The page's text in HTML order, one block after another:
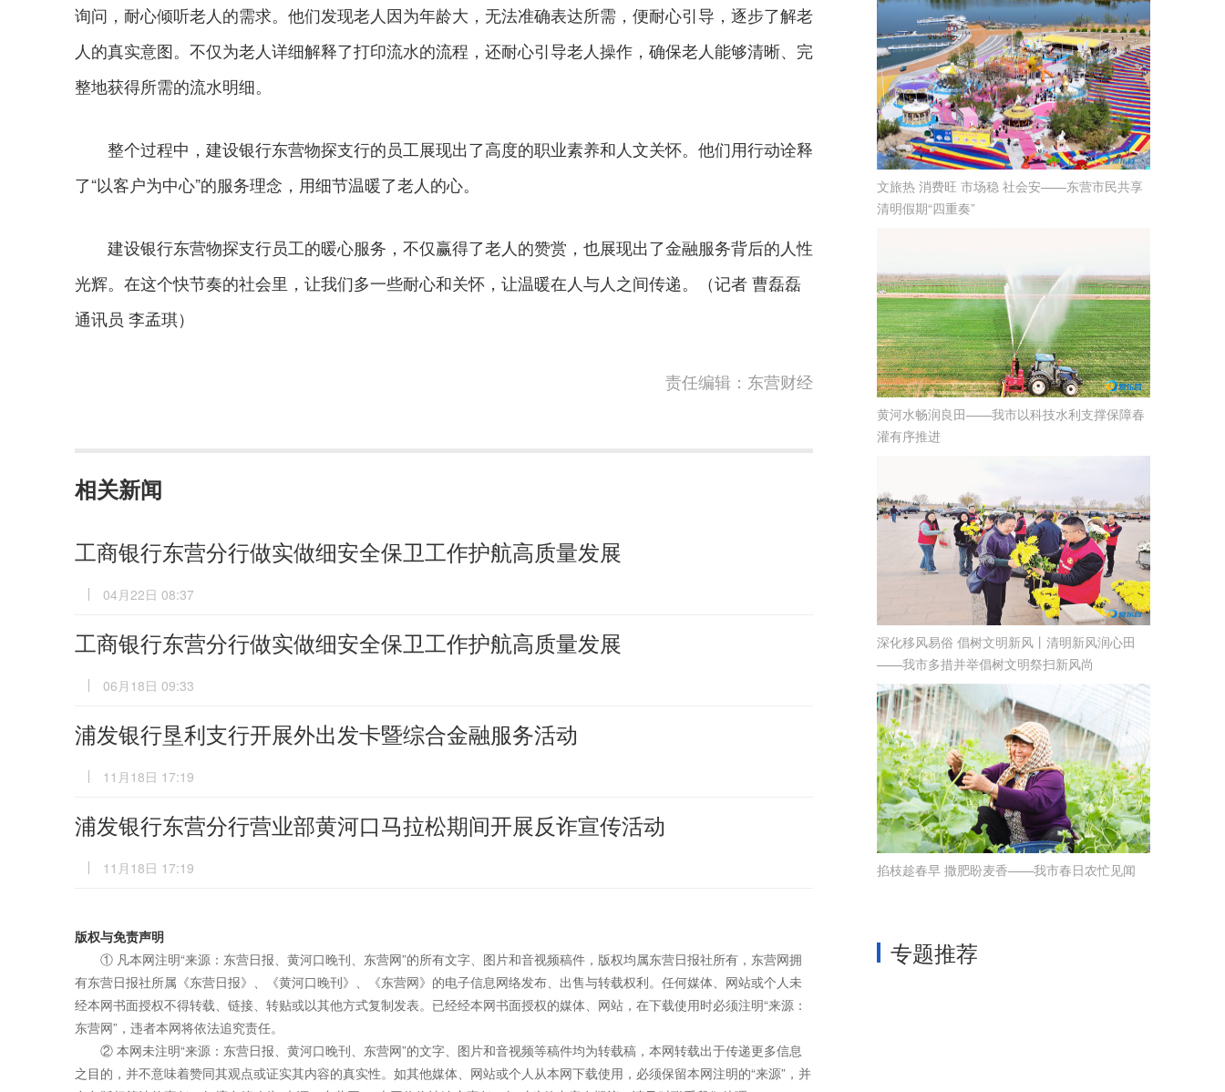
询问，耐心倾听老人的需求。他们发现老人因为年龄大，无法准确表达所需，便耐心引导，逐步了解老
人的真实意图。不仅为老人详细解释了打印流水的流程，还耐心引导老人操作，确保老人能够清晰、完
整地获得所需的流水明细。
整个过程中，建设银行东营物探支行的员工展现出了高度的职业素养和人文关怀。他们用行动诠释
了“以客户为中心”的服务理念，用细节温暖了老人的心。
建设银行东营物探支行员工的暖心服务，不仅赢得了老人的赞赏，也展现出了金融服务背后的人性
光辉。在这个快节奏的社会里，让我们多一些耐心和关怀，让温暖在人与人之间传递。（记者 曹磊磊
通讯员 李孟琪）
责任编辑：东营财经
相关新闻
工商银行东营分行做实做细安全保卫工作护航高质量发展
04月22日 08:37
工商银行东营分行做实做细安全保卫工作护航高质量发展
06月18日 09:33
浦发银行垦利支行开展外出发卡暨综合金融服务活动
11月18日 17:19
浦发银行东营分行营业部黄河口马拉松期间开展反诈宣传活动
11月18日 17:19
版权与免责声明
① 凡本网注明“来源：东营日报、黄河口晚刊、东营网”的所有文字、图片和音视频稿件，版权均属东营日报社所有，东营网拥
有东营日报社所属《东营日报》、《黄河口晚刊》、《东营网》的电子信息网络发布、出售与转载权利。任何媒体、网站或个人未
经本网书面授权不得转载、链接、转贴或以其他方式复制发表。已经经本网书面授权的媒体、网站，在下载使用时必须注明“来源：
东营网”，违者本网将依法追究责任。
② 本网未注明“来源：东营日报、黄河口晚刊、东营网”的文字、图片和音视频等稿件均为转载稿，本网转载出于传递更多信息
之目的，并不意味着赞同其观点或证实其内容的真实性。如其他媒体、网站或个人从本网下载使用，必须保留本网注明的“来源”，并
文旅热 消费旺 市场稳 社会安——东营市民共享
清明假期“四重奏”
黄河水畅润良田——我市以科技水利支撑保障春
灌有序推进
深化移风易俗 倡树文明新风丨清明新风润心田
——我市多措并举倡树文明祭扫新风尚
掐枝趁春早 撒肥盼麦香——我市春日农忙见闻
专题推荐